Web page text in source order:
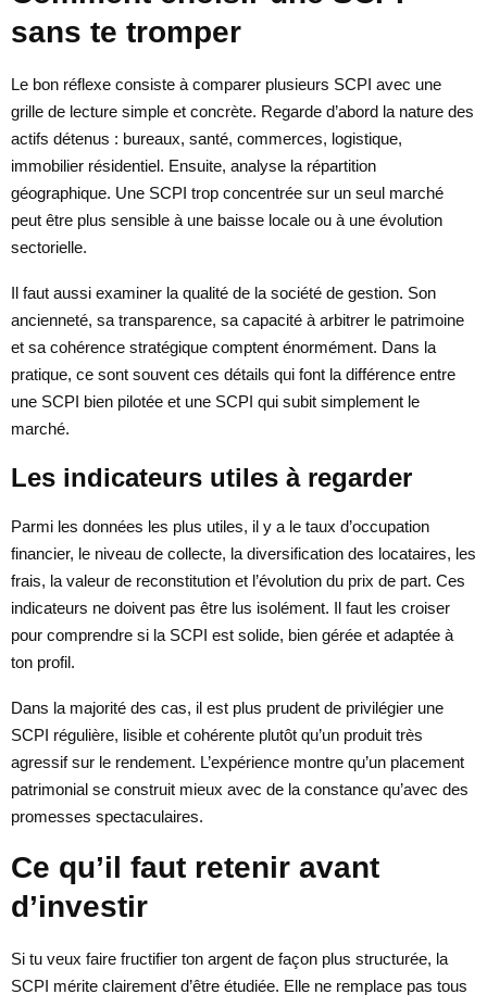
sans te tromper
Le bon réflexe consiste à comparer plusieurs SCPI avec une
grille de lecture simple et concrète. Regarde d’abord la nature des
actifs détenus : bureaux, santé, commerces, logistique,
immobilier résidentiel. Ensuite, analyse la répartition
géographique. Une SCPI trop concentrée sur un seul marché
peut être plus sensible à une baisse locale ou à une évolution
sectorielle.
Il faut aussi examiner la qualité de la société de gestion. Son
ancienneté, sa transparence, sa capacité à arbitrer le patrimoine
et sa cohérence stratégique comptent énormément. Dans la
pratique, ce sont souvent ces détails qui font la différence entre
une SCPI bien pilotée et une SCPI qui subit simplement le
marché.
Les indicateurs utiles à regarder
Parmi les données les plus utiles, il y a le taux d’occupation
financier, le niveau de collecte, la diversification des locataires, les
frais, la valeur de reconstitution et l’évolution du prix de part. Ces
indicateurs ne doivent pas être lus isolément. Il faut les croiser
pour comprendre si la SCPI est solide, bien gérée et adaptée à
ton profil.
Dans la majorité des cas, il est plus prudent de privilégier une
SCPI régulière, lisible et cohérente plutôt qu’un produit très
agressif sur le rendement. L’expérience montre qu’un placement
patrimonial se construit mieux avec de la constance qu’avec des
promesses spectaculaires.
Ce qu’il faut retenir avant
d’investir
Si tu veux faire fructifier ton argent de façon plus structurée, la
SCPI mérite clairement d’être étudiée. Elle ne remplace pas tous